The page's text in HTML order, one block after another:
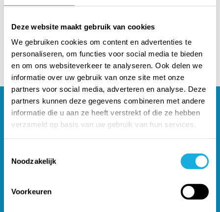
Deze website maakt gebruik van cookies
We gebruiken cookies om content en advertenties te
personaliseren, om functies voor social media te bieden
en om ons websiteverkeer te analyseren. Ook delen we
informatie over uw gebruik van onze site met onze
partners voor social media, adverteren en analyse. Deze
partners kunnen deze gegevens combineren met andere
informatie die u aan ze heeft verstrekt of die ze hebben
verzameld op basis van uw gebruik van hun services.
Noodzakelijk
Voorkeuren
de diverse merken binnen haar assortiment. Klik op één van de
Klantenservice